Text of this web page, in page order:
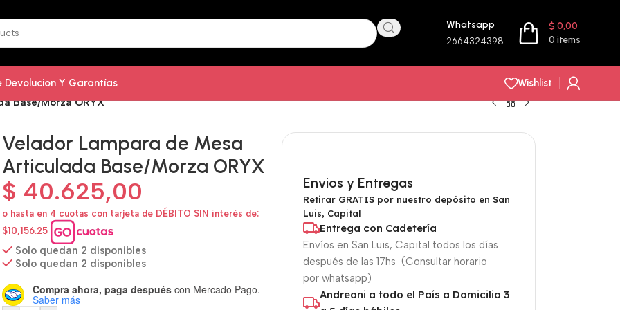
Whatsapp
2664324398 0 items
$ 0,00
Devolucion Y Garantías
Wishlist
Base/Morza ORYX
Velador Lampara de Mesa
Articulada Base/Morza ORYX
$ 40.625,00
o hasta en 4 cuotas con tarjeta de DÉBITO SIN interés de:
$10,156.25
Solo quedan 2 disponibles
Solo quedan 2 disponibles
Compra ahora, paga despuéscon Mercado Pago.
Saber más
Envios y Entregas
Retirar GRATIS por nuestro depósito en San
Luis, Capital
Entrega con Cadetería
Envíos en San Luis, Capital todos los días
después de las 17hs (Consultar horario
por whatsapp)
Andreani a todo el País a Domicilio 3